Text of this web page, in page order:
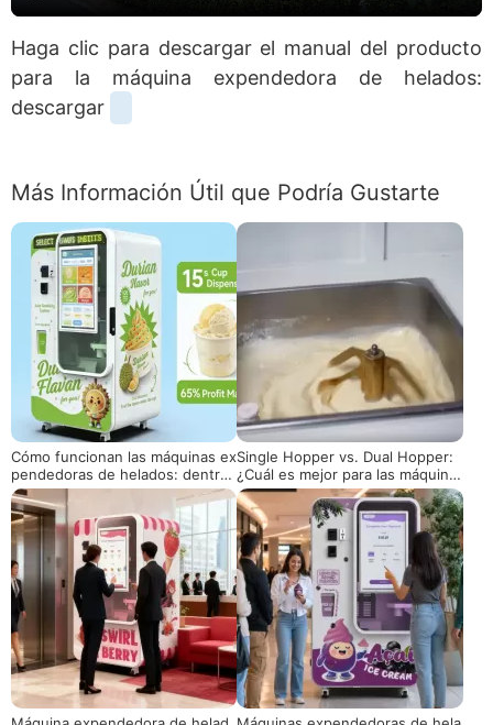
Haga clic para descargar el manual del producto
para la máquina expendedora de helados:
descargar
Más Información Útil que Podría Gustarte
Cómo funcionan las máquinas ex
pendedoras de helados: dentro
de la tecnología detrás de robot
s de servicio suave totalmente a
utomatizados
Single Hopper vs. Dual Hopper:
¿Cuál es mejor para las máquina
s expendedoras de helados?